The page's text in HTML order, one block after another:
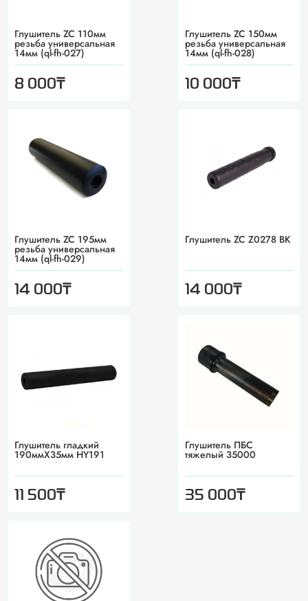
Глушитель ZC 110мм
резьба универсальная
14мм (ql-fh-027)
8 000₸
Глушитель ZC 150мм
резьба универсальная
14мм (ql-fh-028)
10 000₸
Глушитель ZC 195мм
резьба универсальная
14мм (ql-fh-029)
14 000₸
Глушитель ZC Z0278 BK
14 000₸
Глушитель гладкий
190ммX35мм HY191
11 500₸
Глушитель ПБС
тяжелый 35000
35 000₸